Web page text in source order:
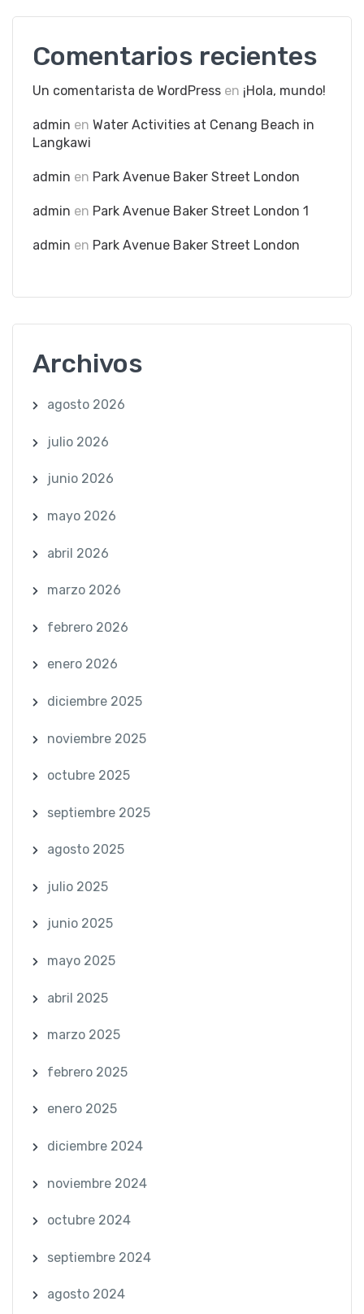
Comentarios recientes
Un comentarista de WordPress en ¡Hola, mundo!
admin en Water Activities at Cenang Beach in
Langkawi
admin en Park Avenue Baker Street London
admin en Park Avenue Baker Street London 1
admin en Park Avenue Baker Street London
Archivos
agosto 2026
julio 2026
junio 2026
mayo 2026
abril 2026
marzo 2026
febrero 2026
enero 2026
diciembre 2025
noviembre 2025
octubre 2025
septiembre 2025
agosto 2025
julio 2025
junio 2025
mayo 2025
abril 2025
marzo 2025
febrero 2025
enero 2025
diciembre 2024
noviembre 2024
octubre 2024
septiembre 2024
agosto 2024